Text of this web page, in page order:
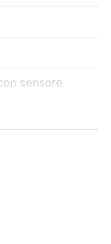
sensore
conducente